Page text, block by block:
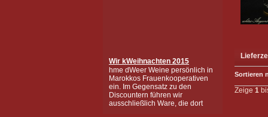
Sortieren
Zeige 1
hme dWeer Weine persönlich in
Marokkos Frauenkooperativen
ein. Im Gegensatz zu den
Discountern führen wir
ausschließlich Ware, die dort
gesammelt und hergestellt